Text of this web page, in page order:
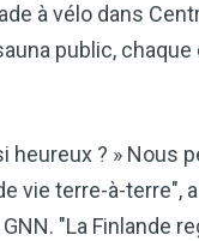
à vélo dans
public,
heureux ? » Nous
vie terre-à-terre",
"La Finlande